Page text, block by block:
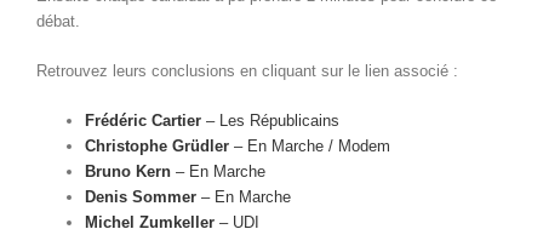
débat.
Retrouvez leurs conclusions en cliquant sur le lien associé :
Frédéric Cartier – Les Républicains
Christophe Grüdler – En Marche / Modem
Bruno Kern – En Marche
Denis Sommer – En Marche
Michel Zumkeller – UDI